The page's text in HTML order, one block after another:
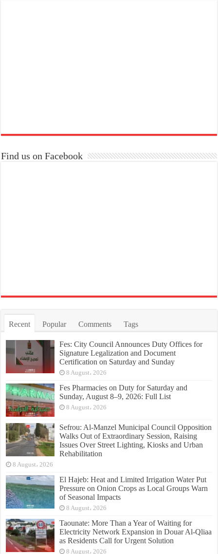
Find us on Facebook
Recent Popular Comments Tags
Fes: City Council Announces Duty Offices for
Signature Legalization and Document
Certification on Saturday and Sunday
8 August، 2026
Fes Pharmacies on Duty for Saturday and
Sunday, August 8–9, 2026: Full List
8 August، 2026
Sefrou: Al-Manzel Municipal Council Opposition
Walks Out of Extraordinary Session, Raising
Issues Over Street Lighting, Kiosks and Urban
Rehabilitation
8 August، 2026
El Hajeb: Heat and Limited Irrigation Water Put
Pressure on Onion Crops as Local Groups Warn
of Seasonal Impacts
8 August، 2026
Taounate: More Than a Year of Waiting for
Electricity Network Expansion in Douar Al-Qliaa
as Residents Call for Urgent Solution
8 August، 2026